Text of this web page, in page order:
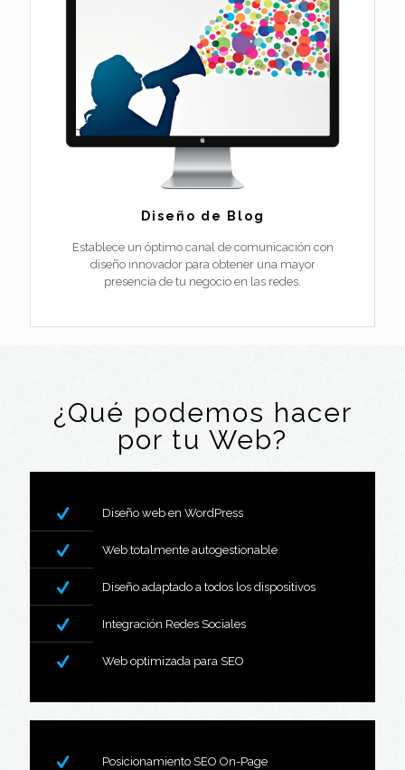
Diseño de Blog
Establece un óptimo canal de comunicación con
diseño innovador para obtener una mayor
presencia de tu negocio en las redes.
¿Qué podemos hacer
por tu Web?
Diseño web en WordPress
Web totalmente autogestionable
Diseño adaptado a todos los dispositivos
Integración Redes Sociales
Web optimizada para SEO
Posicionamiento SEO On-Page